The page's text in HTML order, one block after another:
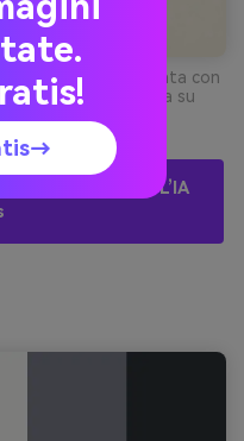
serif centrata con
grafica piatta su
--ar 3:4
Grigio Con L’IA